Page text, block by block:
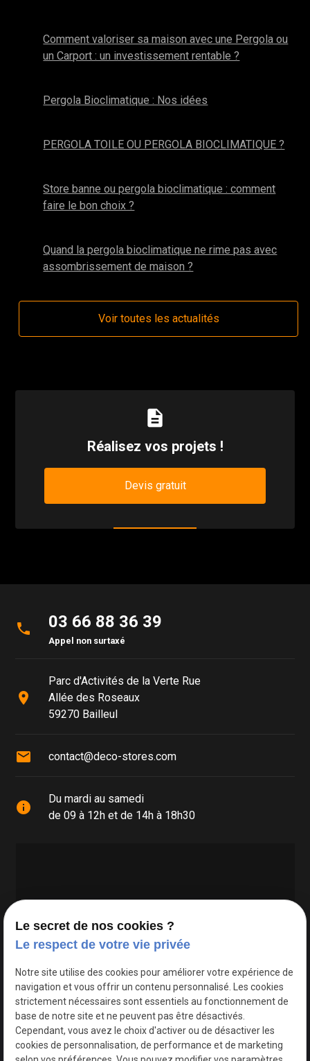
Comment valoriser sa maison avec une Pergola ou
un Carport : un investissement rentable ?
Pergola Bioclimatique : Nos idées
PERGOLA TOILE OU PERGOLA BIOCLIMATIQUE ?
Store banne ou pergola bioclimatique : comment
faire le bon choix ?
Quand la pergola bioclimatique ne rime pas avec
assombrissement de maison ?
Voir toutes les actualités
description
Réalisez vos projets !
Devis gratuit
phone 03 66 88 36 39
Appel non surtaxé
place
Parc d'Activités de la Verte Rue
Allée des Roseaux
59270 Bailleul
mail contact@deco-stores.com
info
Du mardi au samedi
de 09 à 12h et de 14h à 18h30
Google Maps Search API est désactivé.
Le secret de nos cookies ?
Le respect de votre vie privée
Notre site utilise des cookies pour améliorer votre expérience de
navigation et vous offrir un contenu personnalisé. Les cookies
strictement nécessaires sont essentiels au fonctionnement de
base de notre site et ne peuvent pas être désactivés.
Cependant, vous avez le choix d'activer ou de désactiver les
cookies de personnalisation, de performance et de marketing